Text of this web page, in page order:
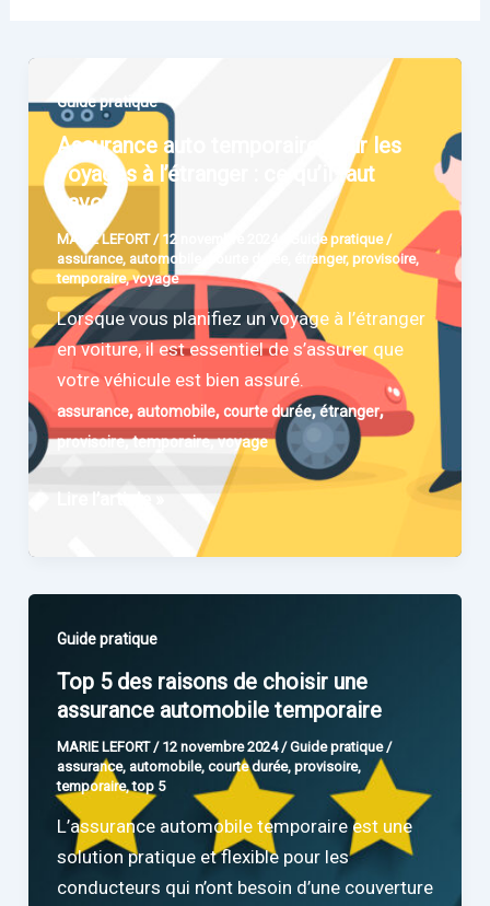
Guide pratique
Assurance auto temporaire pour les
voyages à l’étranger : ce qu’il faut
savoir
MARIE LEFORT / 12 novembre 2024 Guide pratique/
assurance, automobile étranger, provisoire,
temporaire,voyage
Lorsque vous planifiez un voyage à l’étranger
en voiture, il est essentiel de s’assurer que
votre véhicule est bien assuré.
assurance,automobile,courte durée,étranger,
provisoire,temporaire,voyage
pour
voyages
à
l’étranger
:
ce
qu’il
faut
savoir
Guide pratique
Top 5 des raisons de choisir une
assurance automobile temporaire
MARIE LEFORT/ 12 novembre 2024/Guide pratique/
assurance, automobile, courte durée, provisoire,
temporaire,top 5
L’assurance automobile temporaire est une
solution pratique et flexible pour les
conducteurs qui n’ont besoin d’une couverture